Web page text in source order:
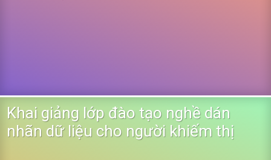
Khai giảng lớp đào tạo nghề dán
nhãn dữ liệu cho người khiếm thị